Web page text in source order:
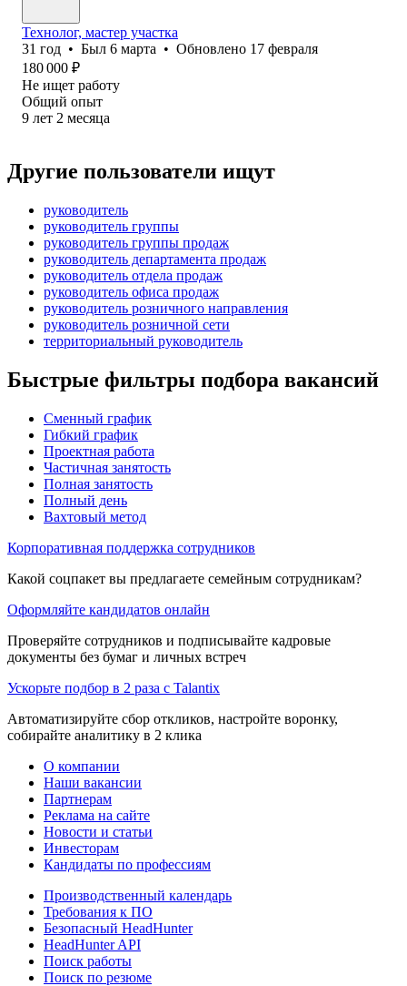
Технолог, мастер участка
31 год • Был 6 марта • Обновлено 17 февраля
180 000 ₽
Не ищет работу
Общий опыт
9 лет 2 месяца
Другие пользователи ищут
руководитель
руководитель группы
руководитель группы продаж
руководитель департамента продаж
руководитель отдела продаж
руководитель офиса продаж
руководитель розничного направления
руководитель розничной сети
территориальный руководитель
Быстрые фильтры подбора вакансий
Сменный график
Гибкий график
Проектная работа
Частичная занятость
Полная занятость
Полный день
Вахтовый метод
Корпоративная поддержка сотрудников
Какой соцпакет вы предлагаете семейным сотрудникам?
Оформляйте кандидатов онлайн
Проверяйте сотрудников и подписывайте кадровые
документы без бумаг и личных встреч
Ускорьте подбор в 2 раза с Talantix
Автоматизируйте сбор откликов, настройте воронку,
собирайте аналитику в 2 клика
О компании
Наши вакансии
Партнерам
Реклама на сайте
Новости и статьи
Инвесторам
Кандидаты по профессиям
Производственный календарь
Требования к ПО
Безопасный HeadHunter
HeadHunter API
Поиск работы
Поиск по резюме